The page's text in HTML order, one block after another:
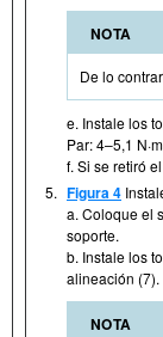
NOTA
De lo
e. Instale los
Par: 4–5,1
f. Si se retiró
5. Figura 4
a. Coloque el
soporte.
b. Instale los
alineación (7).
NOTA